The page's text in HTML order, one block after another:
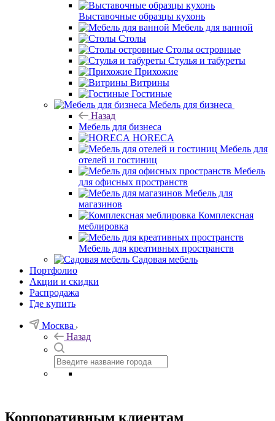
Выставочные образцы кухонь
Мебель для ванной
Столы
Столы островные
Стулья и табуреты
Прихожие
Витрины
Гостиные
Мебель для бизнеса
Назад
Мебель для бизнеса
HORECA
Мебель для
отелей и гостиниц
Мебель
для офисных пространств
Мебель для
магазинов
Комплексная
меблировка
Мебель для креативных пространств
Садовая мебель
Портфолио
Акции и скидки
Распродажа
Где купить
Москва
Назад
Корпоративным клиентам